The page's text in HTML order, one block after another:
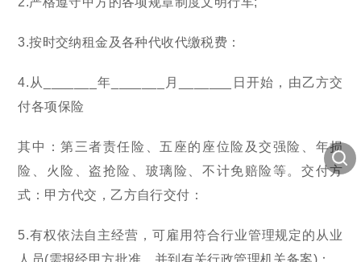
3.按时交纳租金及各种代收代缴税费：
4.从_______年_______月_______日开始，由乙方交
付各项保险
其中：第三者责任险、五座的座位险及交强险、年损
险、火险、盗抢险、玻璃险、不计免赔险等。交付方
式：甲方代交，乙方自行交付：
5.有权依法自主经营，可雇用符合行业管理规定的从业